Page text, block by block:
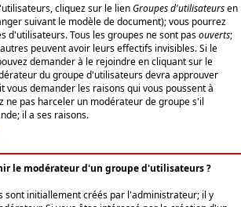
cliquez sur le lienGroupes d'utilisateursen
suivant le modèle de document); vous pourrez
d'utilisateurs. Tous les groupes ne sont pasouverts;
peuvent avoir leurs effectifs invisibles. Si le
demander à le rejoindre en cliquant sur le
du groupe d'utilisateurs devra approuver
vous demander les raisons qui vous poussent à
ne pas harceler un modérateur de groupe s'il
il a ses raisons.
le modérateur d'un groupe d'utilisateurs ?
sont initiallement créés par l'administrateur; il y